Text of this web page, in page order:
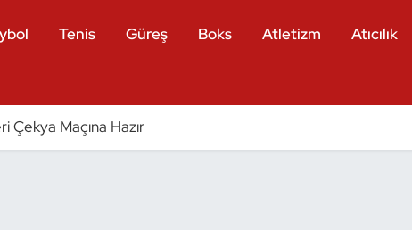
Tenis Güreş Boks Atletizm Atıcılık
Çekya Maçına Hazır